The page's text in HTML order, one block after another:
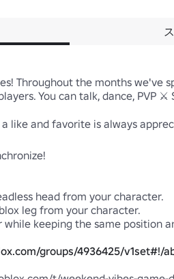
Throughout the months
You can talk, dance, PVP
like and favorite is always
head from your character.
leg from your character.
keeping the same position
groups/4936425/v1set#!/